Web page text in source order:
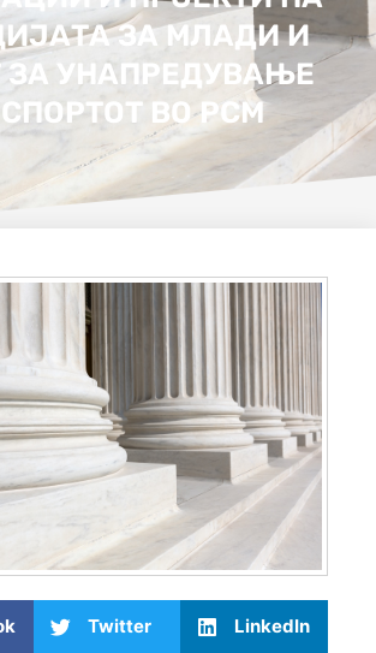
ЗА МЛАДИ И
ЗА УНАПРЕДУВАЊЕ
ВО РСМ
Twitter LinkedIn